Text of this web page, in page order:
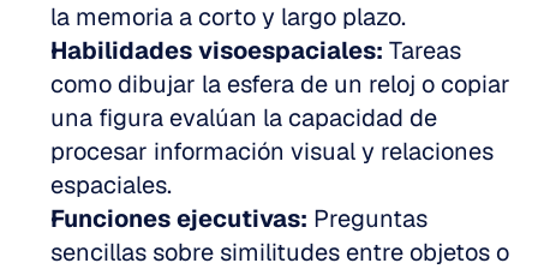
la memoria a corto y largo plazo.
Habilidades visoespaciales: Tareas
como dibujar la esfera de un reloj o copiar
una figura evalúan la capacidad de
procesar información visual y relaciones
espaciales.
Funciones ejecutivas: Preguntas
sencillas sobre similitudes entre objetos o